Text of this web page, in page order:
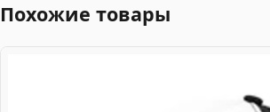
Похожие товары